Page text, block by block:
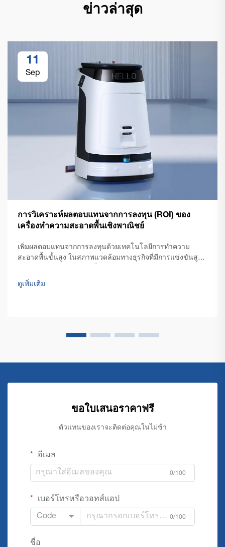
ข่าวล่าสุด
11
Sep
การวิเคราะห์ผลตอบแทนจากการลงทุน (ROI) ของ
เครื่องทำความสะอาดพื้นเชิงพาณิชย์
เพิ่มผลตอบแทนจากการลงทุนด้วยเทคโนโลยีการทำความ
สะอาดพื้นขั้นสูง ในสภาพแวดล้อมทางธุรกิจที่มีการแข่งขันสูง
การปรับปรุงประสิทธิภาพของต้นทุนการดำเนินงาน พร้อมทั้ง
รักษาระดับความสะอาดให้อยู่ในเกณฑ์ที่ดีเยี่ยม...
ดูเพิ่มเติม
ขอใบเสนอราคาฟรี
ตัวแทนของเราจะติดต่อคุณในไม่ช้า
อีเมล
0/100
เบอร์โทรหรือวอทส์แอป
Code 0/100
ชื่อ